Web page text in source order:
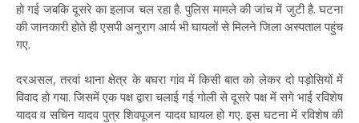
हो गई जबकि दूसरे का इलाज चल रहा है. पुलिस मामले की जांच में जुटी है. घटना
की जानकारी होते ही एसपी अनुराग आर्य भी घायलों से मिलने जिला अस्पताल पहुंच
गए.
दरअसल, तरवां थाना क्षेत्र के बघरा गांव में किसी बात को लेकर दो पड़ोसियों में
विवाद हो गया. जिसमें एक पक्ष द्वारा चलाई गई गोली से दूसरे पक्ष में सगे भाई रविशेष
यादव व सचिन यादव पुत्र शिवपूजन यादव घायल हो गए. इस घटना में रविशेष की